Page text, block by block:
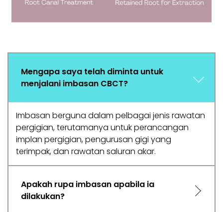
Mengapa saya telah diminta untuk
menjalani imbasan CBCT?
Imbasan berguna dalam pelbagai jenis rawatan
pergigian, terutamanya untuk perancangan
implan pergigian, pengurusan gigi yang
terimpak, dan rawatan saluran akar.
Apakah rupa imbasan apabila ia
dilakukan?